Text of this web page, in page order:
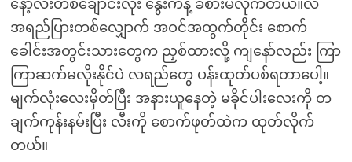
နော့်လီးတစ်ချောင်းလုံး နွေးကနဲ့ ခံစားမိလိုက်တယ်။လီ
အရည်ပြားတစ်လျှောက် အဝင်အထွက်တိုင်း စောက်
ခေါင်းအတွင်းသားတွေက ညှစ်ထားလို့ ကျနော်လည်း ကြာ
ကြာဆက်မလိုးနိုင်ပဲ လရည်တွေ ပန်းထုတ်ပစ်ရတာပေါ့။
မျက်လုံးလေးမှိတ်ပြီး အနားယူနေတဲ့ မခိုင်ပါးလေးကို တ
ချက်ကုန်းနမ်းပြီး လီးကို စောက်ဖုတ်ထဲက ထုတ်လိုက်
တယ်။